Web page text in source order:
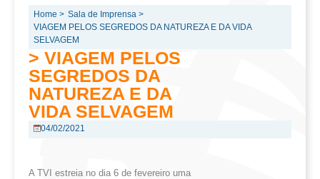
Home > Sala de Imprensa >
VIAGEM PELOS SEGREDOS DA NATUREZA E DA VIDA
SELVAGEM
> VIAGEM PELOS
SEGREDOS DA
NATUREZA E DA
VIDA SELVAGEM
04/02/2021
A TVI estreia no dia 6 de fevereiro uma